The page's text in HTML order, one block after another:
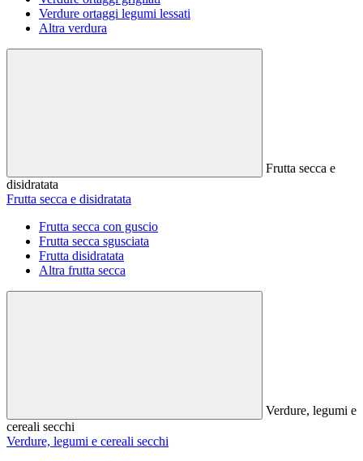
Verdure ortaggi legumi lessati
Altra verdura
Frutta secca e
disidratata
Frutta secca e disidratata
Frutta secca con guscio
Frutta secca sgusciata
Frutta disidratata
Altra frutta secca
Verdure, legumi e
cereali secchi
Verdure, legumi e cereali secchi